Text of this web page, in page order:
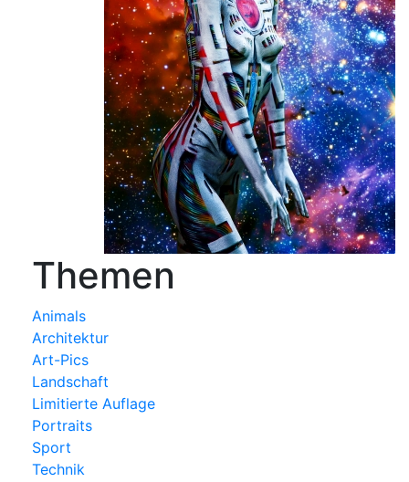
Themen
Animals
Architektur
Art-Pics
Landschaft
Limitierte Auflage
Portraits
Sport
Technik